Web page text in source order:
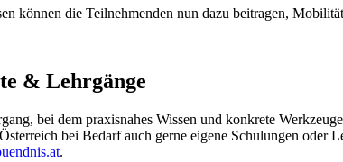
können die Teilnehmenden nun dazu beitragen,
& Lehrgänge
bei dem praxisnahes Wissen und konkrete
bei Bedarf auch gerne eigene Schulungen oder
.